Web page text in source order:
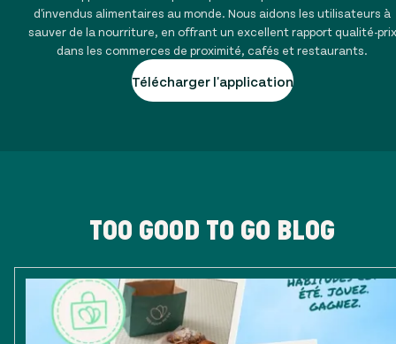
d'invendus alimentaires au monde. Nous aidons les utilisateurs à
sauver de la nourriture, en offrant un excellent rapport qualité-prix
dans les commerces de proximité, cafés et restaurants.
Télécharger l'application
TOO GOOD TO GO BLOG